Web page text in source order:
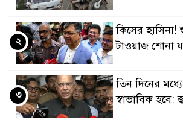
কিসের
টাওয়াজ শোনা
২
তিন দিনের
স্বাভাবিক হবে:
৩